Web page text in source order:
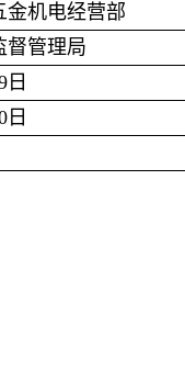
金机电经营部
督管理局
日
日